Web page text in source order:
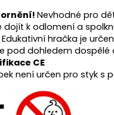
Nevhodné pro
dojít k odlomení a
hračka je
pod dohledem dospělé
CE
není určen pro styk s